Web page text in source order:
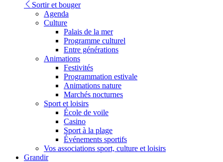
Sortir et bouger
Agenda
Culture
Palais de la mer
Programme culturel
Entre générations
Animations
Festivités
Programmation estivale
Animations nature
Marchés nocturnes
Sport et loisirs
École de voile
Casino
Sport à la plage
Événements sportifs
Vos associations sport, culture et loisirs
Grandir